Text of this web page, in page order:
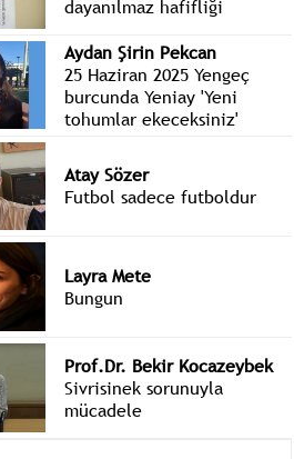
dayanılmaz hafifliği
Aydan Şirin Pekcan
25 Haziran 2025 Yengeç
burcunda Yeniay 'Yeni
tohumlar ekeceksiniz'
Atay Sözer
Futbol sadece futboldur
Layra Mete
Bungun
Prof.Dr. Bekir Kocazeybek
Sivrisinek sorunuyla
mücadele